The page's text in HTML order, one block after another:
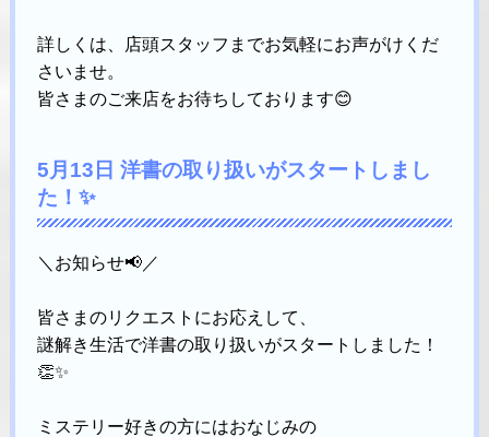
詳しくは、店頭スタッフまでお気軽にお声がけくだ
さいませ。
皆さまのご来店をお待ちしております😊
5月13日 洋書の取り扱いがスタートしまし
た！✨
＼お知らせ📢／
皆さまのリクエストにお応えして、
謎解き生活で洋書の取り扱いがスタートしました！
👏✨
ミステリー好きの方にはおなじみの